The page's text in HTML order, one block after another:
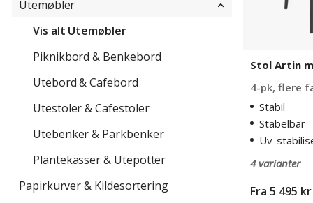
Utemøbler
Vis alt Utemøbler
Piknikbord & Benkebord
Utebord & Cafebord
Utestoler & Cafestoler
Utebenker & Parkbenker
Plantekasser & Utepotter
Papirkurver & Kildesortering
Stol Artin
4-pk, flere
Stabil
Stabelbar
Uv-
4 varianter
Fra 5 495 kr